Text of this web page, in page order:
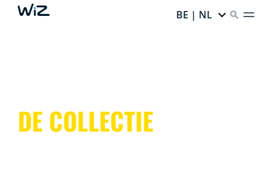
BE | NL
DE COLLECTIE